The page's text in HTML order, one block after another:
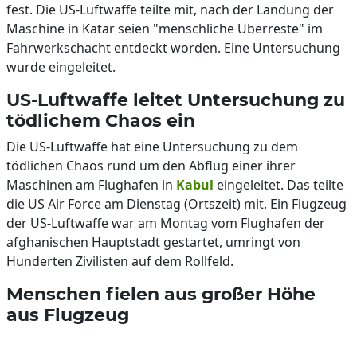
fest. Die US-Luftwaffe teilte mit, nach der Landung der
Maschine in Katar seien "menschliche Überreste" im
Fahrwerkschacht entdeckt worden. Eine Untersuchung
wurde eingeleitet.
US-Luftwaffe leitet Untersuchung zu
tödlichem Chaos ein
Die US-Luftwaffe hat eine Untersuchung zu dem
tödlichen Chaos rund um den Abflug einer ihrer
Maschinen am Flughafen in Kabul eingeleitet. Das teilte
die US Air Force am Dienstag (Ortszeit) mit. Ein Flugzeug
der US-Luftwaffe war am Montag vom Flughafen der
afghanischen Hauptstadt gestartet, umringt von
Hunderten Zivilisten auf dem Rollfeld.
Menschen fielen aus großer Höhe
aus Flugzeug